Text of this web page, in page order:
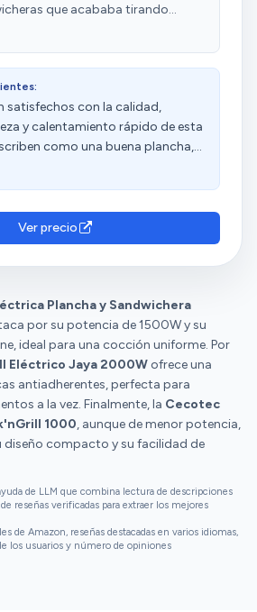
que acababa tirando
al pegarseles todo.
Se enciende y apaga
el aparato. Cuando el
podemos poner el
queramos y esta listo para usar. 2.
y apenas se queda pegada la
con un paño humedecido en
la esponja con un poco de jabon
estética del producto así
se ven bastante buenos y
de enchufe es de tamaño
a un clip lateral, que es el
para cerrar la parilla al preparar la
cajetin de plástico recogegrasas,
Puntos en contra: 1. No tiene
temperatura, ni de encendido ni
hace enchufando y
aparato. 2. El clip lateral para
se cocina, es muy endeble y
contar con 2, uno a cada
la parrilla queda ladeada al
grandes, si se cierra para hacer
recogresasa va suelto y no se
a los carriles de la parrilla por lo
satisfechos con la calidad,
y calentamiento rápido de esta
como una buena plancha,
antiadherente que facilita su
su funcionalidad, rendimiento,
Ver precio
Plancha y Sandwichera
por su potencia de 1500W y su
ideal para una cocción uniforme. Por
Eléctrico Jaya 2000W ofrece una
antiadherentes, perfecta para
a la vez. Finalmente, la Cecotec
1000, aunque de menor potencia,
diseño compacto y su facilidad de
de LLM que combina lectura de descripciones
reseñas verificadas para extraer los mejores
de Amazon, reseñas destacadas en varios idiomas,
los usuarios y número de opiniones